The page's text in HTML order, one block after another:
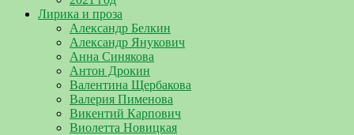
Лирика и проза
Александр Белкин
Александр Янукович
Анна Синякова
Антон Дрокин
Валентина Щербакова
Валерия Пименова
Викентий Карпович
Виолетта Новицкая